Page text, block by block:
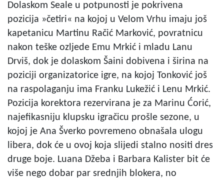
Dolaskom Seale u potpunosti je pokrivena
pozicija »četiri« na kojoj u Velom Vrhu imaju još
kapetanicu Martinu Račić Marković, povratnicu
nakon teške ozljede Emu Mrkić i mladu Lanu
Drviš, dok je dolaskom Šaini dobivena i širina na
poziciji organizatorice igre, na kojoj Tonković još
na raspolaganju ima Franku Lukežić i Lenu Mrkić.
Pozicija korektora rezervirana je za Marinu Ćorić,
najefikasniju klupsku igračicu prošle sezone, u
kojoj je Ana Šverko povremeno obnašala ulogu
libera, dok će u ovoj koja slijedi stalno nositi dres
druge boje. Luana Džeba i Barbara Kalister bit će
više nego dobar par srednjih blokera, no